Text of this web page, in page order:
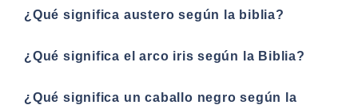
¿Qué significa austero según la biblia?
¿Qué significa el arco iris según la Biblia?
¿Qué significa un caballo negro según la